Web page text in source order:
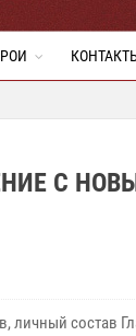
С
личный состав